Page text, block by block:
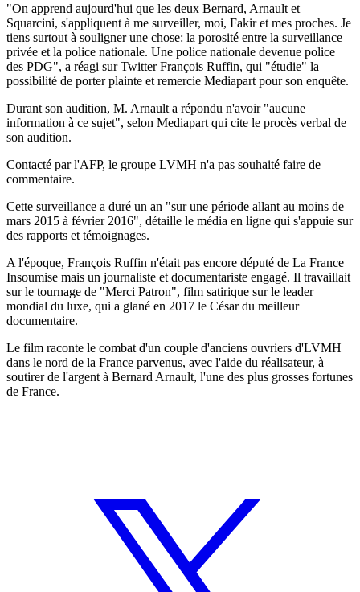
"On apprend aujourd'hui que les deux Bernard, Arnault et
Squarcini, s'appliquent à me surveiller, moi, Fakir et mes proches. Je
tiens surtout à souligner une chose: la porosité entre la surveillance
privée et la police nationale. Une police nationale devenue police
des PDG", a réagi sur Twitter François Ruffin, qui "étudie" la
possibilité de porter plainte et remercie Mediapart pour son enquête.
Durant son audition, M. Arnault a répondu n'avoir "aucune
information à ce sujet", selon Mediapart qui cite le procès verbal de
son audition.
Contacté par l'AFP, le groupe LVMH n'a pas souhaité faire de
commentaire.
Cette surveillance a duré un an "sur une période allant au moins de
mars 2015 à février 2016", détaille le média en ligne qui s'appuie sur
des rapports et témoignages.
A l'époque, François Ruffin n'était pas encore député de La France
Insoumise mais un journaliste et documentariste engagé. Il travaillait
sur le tournage de "Merci Patron", film satirique sur le leader
mondial du luxe, qui a glané en 2017 le César du meilleur
documentaire.
Le film raconte le combat d'un couple d'anciens ouvriers d'LVMH
dans le nord de la France parvenus, avec l'aide du réalisateur, à
soutirer de l'argent à Bernard Arnault, l'une des plus grosses fortunes
de France.